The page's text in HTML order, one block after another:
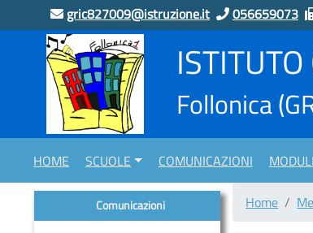
gric827009@istruzione.it 056659073
Follonica
HOME SCUOLE COMUNICAZIONI
home
Scuole
“LUCA
Indirizzo
Musicale
“CAMPI
Comunicazioni Home